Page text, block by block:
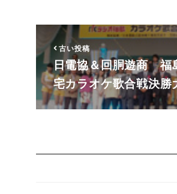
古い投稿
日電協＆回胴遊商 福
宅カラオケ歌合戦決